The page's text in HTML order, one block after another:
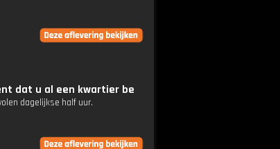
dat u al een kwartier be
dagelijkse half uur.